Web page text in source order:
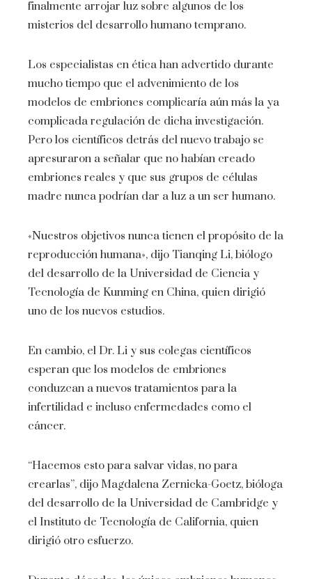
finalmente arrojar luz sobre algunos de los
misterios del desarrollo humano temprano.
Los especialistas en ética han advertido durante
mucho tiempo que el advenimiento de los
modelos de embriones complicaría aún más la ya
complicada regulación de dicha investigación.
Pero los científicos detrás del nuevo trabajo se
apresuraron a señalar que no habían creado
embriones reales y que sus grupos de células
madre nunca podrían dar a luz a un ser humano.
«Nuestros objetivos nunca tienen el propósito de la
reproducción humana», dijo Tianqing Li, biólogo
del desarrollo de la Universidad de Ciencia y
Tecnología de Kunming en China, quien dirigió
uno de los nuevos estudios.
En cambio, el Dr. Li y sus colegas científicos
esperan que los modelos de embriones
conduzcan a nuevos tratamientos para la
infertilidad e incluso enfermedades como el
cáncer.
“Hacemos esto para salvar vidas, no para
crearlas”, dijo Magdalena Zernicka-Goetz, bióloga
del desarrollo de la Universidad de Cambridge y
el Instituto de Tecnología de California, quien
dirigió otro esfuerzo.